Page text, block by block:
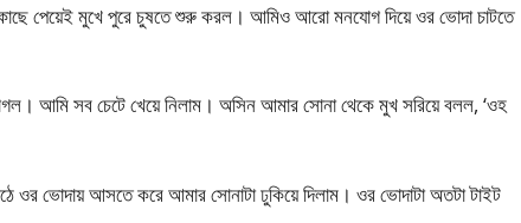
পেয়েই মুখে পুরে চুষতে শুরু করল। আমিও আরো মনযোগ দিয়ে ওর ভোদা চাটতে
আমি সব চেটে খেয়ে নিলাম। অসিন আমার সোনা থেকে মুখ সরিয়ে বলল, ‘ওহ
ওর ভোদায় আসতে করে আমার সোনাটা ঢুকিয়ে দিলাম। ওর ভোদাটা অতটা টাইট